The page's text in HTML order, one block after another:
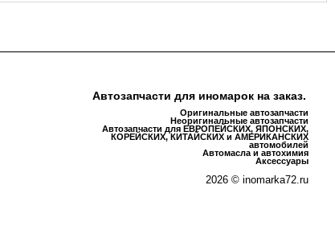
Автозапчасти для иномарок на заказ.
Оригинальные автозапчасти
Неоригинальные автозапчасти
Автозапчасти для ЕВРОПЕЙСКИХ, ЯПОНСКИХ,
КОРЕЙСКИХ, КИТАЙСКИХ и АМЕРИКАНСКИХ
автомобилей
Автомасла и автохимия
Аксессуары
2026 © inomarka72.ru